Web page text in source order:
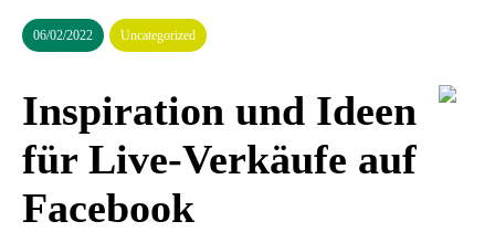
06/02/2022 Uncategorized
Inspiration und Ideen
für Live-Verkäufe auf
Facebook